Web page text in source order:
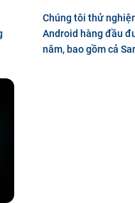
Chúng tôi thử
Android hàng đầu
năm, bao gồm cả